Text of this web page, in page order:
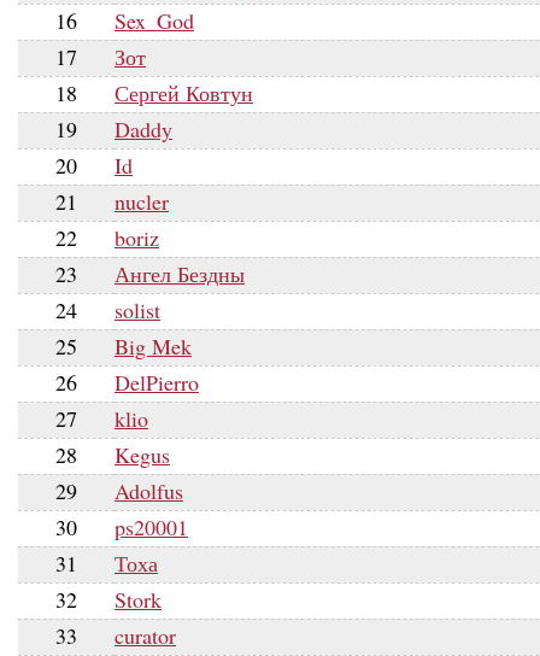
16
Sex_God
17
Зот
18
Сергей Ковтун
19
Daddy
20
Id
21
nucler
22
boriz
23
Ангел Бездны
24
solist
25
Big Mek
26
DelPierro
27
klio
28
Kegus
29
Adolfus
30
ps20001
31
Тоха
32
Stork
33
curator